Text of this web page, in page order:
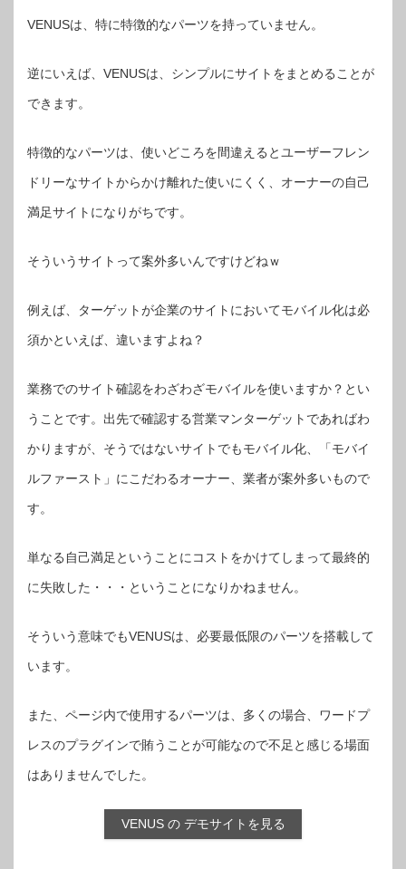
VENUSは、特に特徴的なパーツを持っていません。
逆にいえば、VENUSは、シンプルにサイトをまとめることが
できます。
特徴的なパーツは、使いどころを間違えるとユーザーフレン
ドリーなサイトからかけ離れた使いにくく、オーナーの自己
満足サイトになりがちです。
そういうサイトって案外多いんですけどねｗ
例えば、ターゲットが企業のサイトにおいてモバイル化は必
須かといえば、違いますよね？
業務でのサイト確認をわざわざモバイルを使いますか？とい
うことです。出先で確認する営業マンターゲットであればわ
かりますが、そうではないサイトでもモバイル化、「モバイ
ルファースト」にこだわるオーナー、業者が案外多いもので
す。
単なる自己満足ということにコストをかけてしまって最終的
に失敗した・・・ということになりかねません。
そういう意味でもVENUSは、必要最低限のパーツを搭載して
います。
また、ページ内で使用するパーツは、多くの場合、ワードプ
レスのプラグインで賄うことが可能なので不足と感じる場面
はありませんでした。
VENUS の デモサイトを見る